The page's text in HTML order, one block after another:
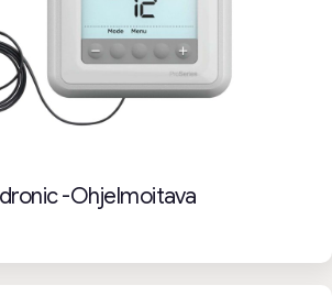
-ohjelmoitava